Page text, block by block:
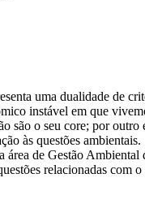
uma dualidade de
instável em que
são o seu core; por outro
às questões ambientais.
área de Gestão
relacionadas com